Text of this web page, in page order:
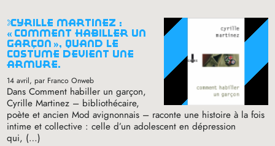
cyrille martinez :
« comment habiller un
garçon », quand le
costume devient une
armure.
14 avril, par Franco Onweb
Dans Comment habiller un garçon,
Cyrille Martinez – bibliothécaire,
poète et ancien Mod avignonnais – raconte une histoire à la fois
intime et collective : celle d’un adolescent en dépression
qui, (…)